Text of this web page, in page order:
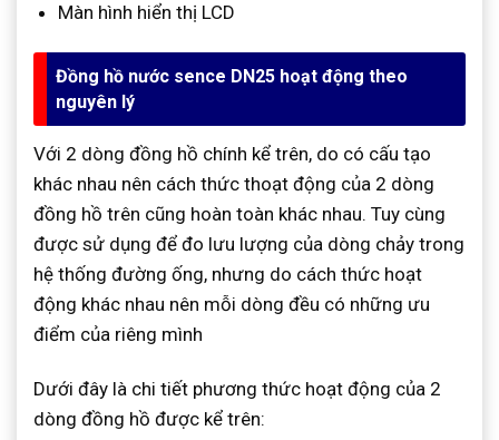
Màn hình hiển thị LCD
Đồng hồ nước sence DN25 hoạt động theo
nguyên lý
Với 2 dòng đồng hồ chính kể trên, do có cấu tạo
khác nhau nên cách thức thoạt động của 2 dòng
đồng hồ trên cũng hoàn toàn khác nhau. Tuy cùng
được sử dụng để đo lưu lượng của dòng chảy trong
hệ thống đường ống, nhưng do cách thức hoạt
động khác nhau nên mỗi dòng đều có những ưu
điểm của riêng mình
Dưới đây là chi tiết phương thức hoạt động của 2
dòng đồng hồ được kể trên: